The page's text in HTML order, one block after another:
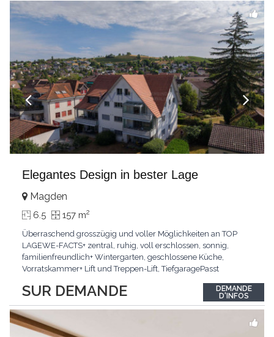
Elegantes Design in bester Lage
SUR DEMANDE
Magden
6.5 157 m2
Überraschend grosszügig und voller Möglichkeiten an TOP
LAGEWE-FACTS+ zentral, ruhig, voll erschlossen, sonnig,
familienfreundlich+ Wintergarten, geschlossene Küche,
Vorratskammer+ Lift und Treppen-Lift, TiefgaragePasst
Wintergarten schaffen ein lichtdurchflutetes
Wunder.Interessiert? JETZT anrufen: +41 76 507 21 32
DEMANDE
D'INFOS